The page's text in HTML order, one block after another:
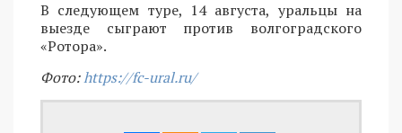
В следующем туре, 14 августа, уральцы на
выезде сыграют против волгоградского
«Ротора».
Фото:https://fc-ural.ru/